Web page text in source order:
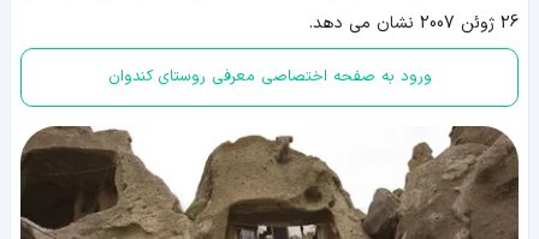
26 ژوئن 2007 نشان می دهد.
ورود به صفحه اختصاصی معرفی روستای کندوان